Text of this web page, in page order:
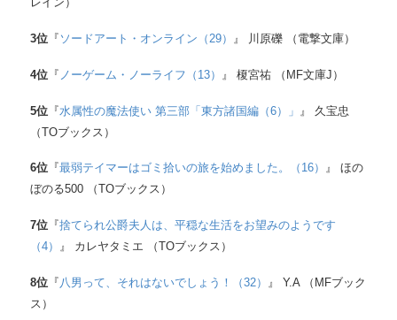
3位 『 ソードアート・オンライン（29） 』 川原礫 （電撃文庫）
4位 『 ノーゲーム・ノーライフ（13） 』 榎宮祐 （MF文庫J）
5位 『水属性の魔法使い 第三部「東方諸国編（6）」
』 久宝忠
（TOブックス）
6位 『最弱テイマーはゴミ拾いの旅を始めました。（16） 』 ほの
ぼのる500 （TOブックス）
7位 『捨てられ公爵夫人は、平穏な生活をお望みのようです
（4） 』 カレヤタミエ （TOブックス）
8位 『 八男って、それはないでしょう！（32）
』 Y.A （MFブック
ス）